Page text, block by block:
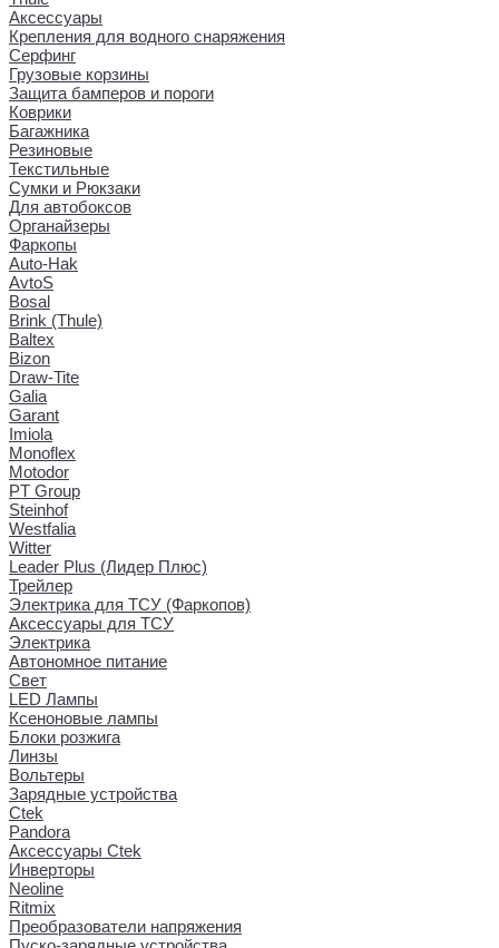
Аксессуары
Крепления для водного снаряжения
Серфинг
Грузовые корзины
Защита бамперов и пороги
Коврики
Багажника
Резиновые
Текстильные
Сумки и Рюкзаки
Для автобоксов
Органайзеры
Фаркопы
Auto-Hak
AvtoS
Bosal
Brink (Thule)
Baltex
Bizon
Draw-Tite
Galia
Garant
Imiola
Monoflex
Motodor
PT Group
Steinhof
Westfalia
Witter
Leader Plus (Лидер Плюс)
Трейлер
Электрика для ТСУ (Фаркопов)
Аксессуары для ТСУ
Электрика
Автономное питание
Свет
LED Лампы
Ксеноновые лампы
Блоки розжига
Линзы
Вольтеры
Зарядные устройства
Ctek
Pandora
Аксессуары Ctek
Инверторы
Neoline
Ritmix
Преобразователи напряжения